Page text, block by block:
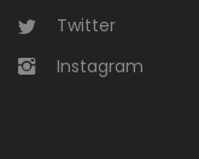
Twitter
Instagram